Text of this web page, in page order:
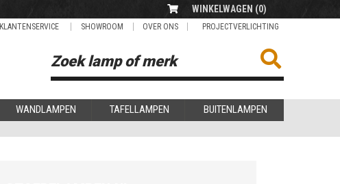
WINKELWAGEN (0)
KLANTENSERVICE SHOWROOM OVER ONS PROJECTVERLICHTING
WANDLAMPEN TAFELLAMPEN BUITENLAMPEN